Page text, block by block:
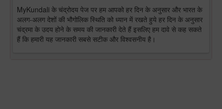
MyKundali के चंद्रोदय पेज पर हम आपको हर दिन के अनुसार और भारत के
अलग-अलग देशों की भौगोलिक स्थिति को ध्यान में रखते हुये हर दिन के अनुसार
चंद्रमा के उदय होने के समय की जानकारी देते हैं इसलिए हम दावे से कह सकते
हैं कि हमारी यह जानकारी सबसे सटीक और विश्वसनीय है।